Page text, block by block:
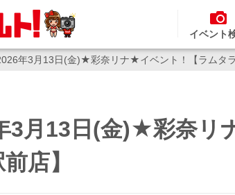
イベント
年3月13日(金)★彩奈リナ★イベント！【ラムタラ
3月13日(金)★彩奈リ
店】